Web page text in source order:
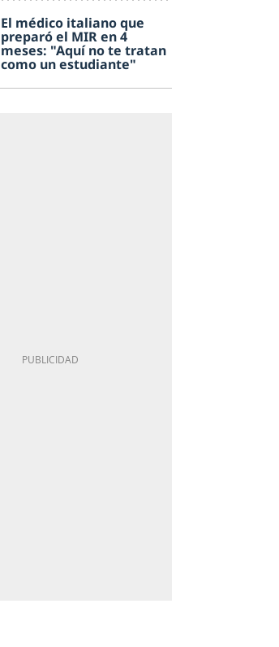
El médico italiano que
preparó el MIR en 4
meses: "Aquí no te tratan
como un estudiante"